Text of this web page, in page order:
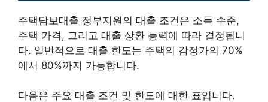
주택담보대출 정부지원의 대출 조건은 소득 수준,
주택 가격, 그리고 대출 상환 능력에 따라 결정됩니
다. 일반적으로 대출 한도는 주택의 감정가의 70%
에서 80%까지 가능합니다.
다음은 주요 대출 조건 및 한도에 대한 표입니다.